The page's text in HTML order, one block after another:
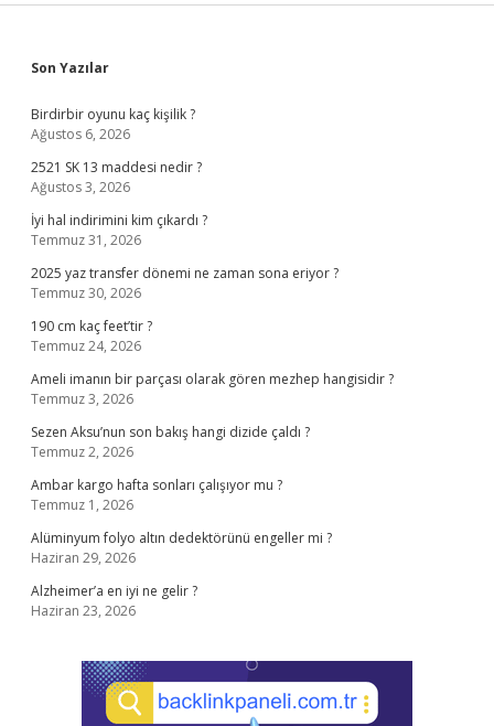
Sidebar
Son Yazılar
Birdirbir oyunu kaç kişilik ?
Ağustos 6, 2026
2521 SK 13 maddesi nedir ?
Ağustos 3, 2026
İyi hal indirimini kim çıkardı ?
Temmuz 31, 2026
2025 yaz transfer dönemi ne zaman sona eriyor ?
Temmuz 30, 2026
190 cm kaç feet’tir ?
Temmuz 24, 2026
Ameli imanın bir parçası olarak gören mezhep hangisidir ?
Temmuz 3, 2026
Sezen Aksu’nun son bakış hangi dizide çaldı ?
Temmuz 2, 2026
Ambar kargo hafta sonları çalışıyor mu ?
Temmuz 1, 2026
Alüminyum folyo altın dedektörünü engeller mi ?
Haziran 29, 2026
Alzheimer’a en iyi ne gelir ?
Haziran 23, 2026